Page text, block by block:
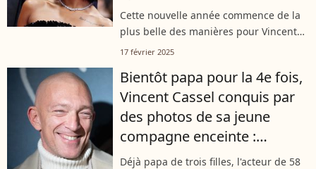
Cette nouvelle année commence de la
plus belle des manières pour Vincent
Cassel. Et pour cause, l'acteur français
fois. Sa nouvelle épouse, Narah...
17 février 2025
Bientôt papa pour la 4e fois,
Vincent Cassel conquis par
des photos de sa jeune
compagne enceinte :
"Souvenirs de nous 2"
Déjà papa de trois filles, l'acteur de 58